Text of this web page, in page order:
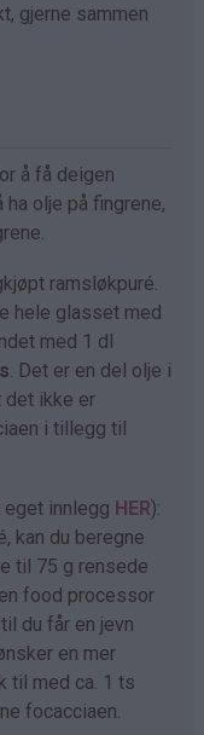
gjerne sammen
å få deigen
olje på fingrene,
ramsløkpuré.
hele glasset med
med 1 dl
. Det er en del olje i
det ikke er
i tillegg til
eget innlegg HER):
kan du beregne
til 75 g rensede
food processor
du får en jevn
en mer
til med ca. 1 ts
focacciaen.